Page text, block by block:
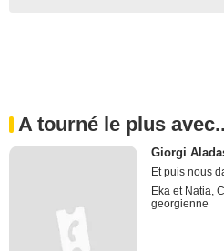
A tourné le plus
Giorgi
Et puis nous
Eka et Natia,
georgienne